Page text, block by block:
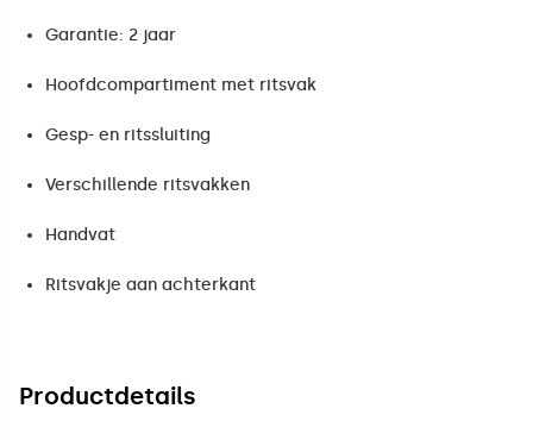
Garantie: 2 jaar
Hoofdcompartiment met ritsvak
Gesp- en ritssluiting
Verschillende ritsvakken
Handvat
Ritsvakje aan achterkant
Productdetails